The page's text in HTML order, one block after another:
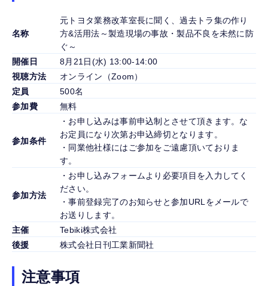
名称
元トヨタ業務改革室長に聞く、過去トラ集の作り
方&活用法～製造現場の事故・製品不良を未然に防
ぐ～
開催日
8月21日(水) 13:00-14:00
視聴方法
オンライン（Zoom）
定員
500名
参加費
無料
参加条件
・お申し込みは事前申込制とさせて頂きます。な
お定員になり次第お申込締切となります。
・同業他社様にはご参加をご遠慮頂いておりま
す。
参加方法
・お申し込みフォームより必要項目を入力してく
ださい。
・事前登録完了のお知らせと参加URLをメールで
お送りします。
主催
Tebiki株式会社
後援
株式会社日刊工業新聞社
注意事項